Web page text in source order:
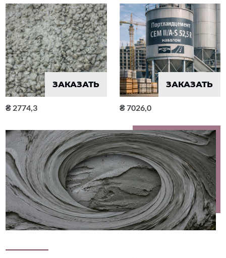
ЗАКАЗАТЬ
2774,3
ЗАКАЗАТЬ
7026,0